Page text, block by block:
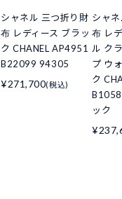
シャネル 三つ折り財
布 レディース ブラッ
ク CHANEL AP4951
B22099 94305
¥271,700(税込)
シャ
布 レ
ル ク
プ ウ
ク
ック